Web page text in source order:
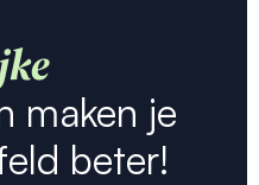
maken je
beter!